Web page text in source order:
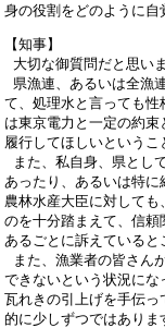
身の役割をどのように自
【知事】
大切な御質問だと思いま
県漁連、あるいは全漁
て、処理水と言っても
は東京電力と一定の約
履行してほしいというこ
また、私自身、県とし
あったり、あるいは特
農林水産大臣に対して
のを十分踏まえて、信
あるごとに訴えていると
また、漁業者の皆さん
できないという状況に
瓦れきの引上げを手伝
的に少しずつではあり